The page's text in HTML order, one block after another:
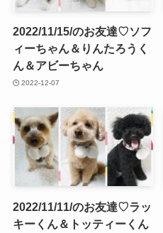
2022/11/15/のお友達♡ソフ
ィーちゃん＆りんたろうく
ん＆アビーちゃん
2022-12-07
2022/11/11/のお友達♡ラッ
キーくん＆トッティーくん